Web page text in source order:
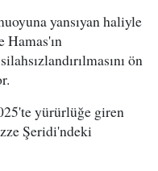
yansıyan haliyle
Hamas'ın
ön
yürürlüğe giren
Şeridi'ndeki